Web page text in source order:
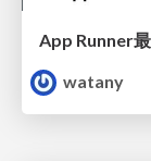
App Runner
watany